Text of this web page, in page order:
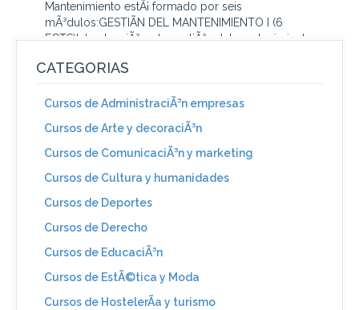
Mantenimiento estÃ¡ formado por seis
mÃ³dulos:GESTIÃN DEL MANTENIMIENTO I (6
ECTS)IntroducciÃ³n a la gestiÃ³n del mantenimiento.
CATEGORIAS
Cursos de AdministraciÃ³n empresas
Cursos de Arte y decoraciÃ³n
Cursos de ComunicaciÃ³n y marketing
Cursos de Cultura y humanidades
Cursos de Deportes
Cursos de Derecho
Cursos de EducaciÃ³n
Cursos de EstÃ©tica y Moda
Cursos de HostelerÃ­a y turismo